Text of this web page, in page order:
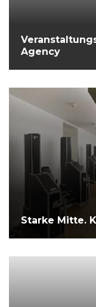
Agency
Starke Mitte.